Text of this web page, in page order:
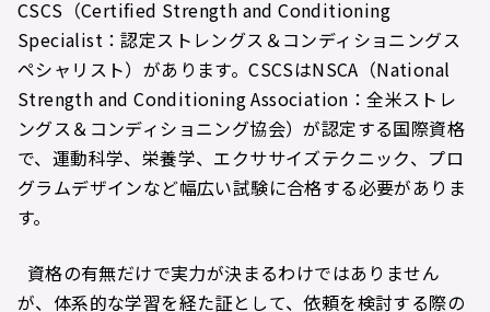
CSCS（Certified Strength and Conditioning
Specialist：認定ストレングス＆コンディショニングス
ペシャリスト）があります。CSCSはNSCA（National
Strength and Conditioning Association：全米ストレ
ングス＆コンディショニング協会）が認定する国際資格
で、運動科学、栄養学、エクササイズテクニック、プロ
グラムデザインなど幅広い試験に合格する必要がありま
す。
資格の有無だけで実力が決まるわけではありません
が、体系的な学習を経た証として、依頼を検討する際の